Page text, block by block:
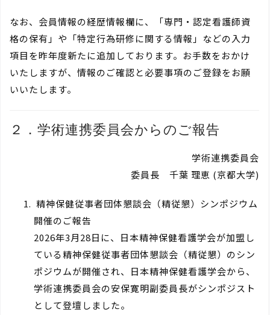
なお、会員情報の経歴情報欄に、「専門・認定看護師資
格の保有」や「特定行為研修に関する情報」などの入力
項目を昨年度新たに追加しております。お手数をおかけ
いたしますが、情報のご確認と必要事項のご登録をお願
いいたします。
２．学術連携委員会からのご報告
学術連携委員会
委員長 千葉 理恵 (京都大学)
精神保健従事者団体懇談会（精従懇）シンポジウム
開催のご報告
2026年3月28日に、日本精神保健看護学会が加盟し
ている精神保健従事者団体懇談会（精従懇）のシン
ポジウムが開催され、日本精神保健看護学会から、
学術連携委員会の安保寛明副委員長がシンポジスト
として登壇しました。